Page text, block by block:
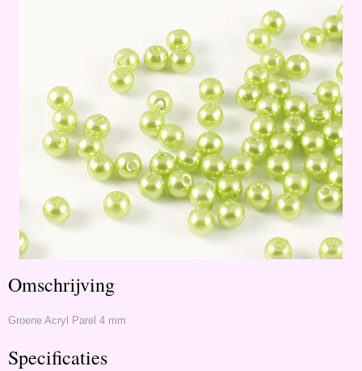
Omschrijving
Groene Acryl Parel 4 mm
Specificaties